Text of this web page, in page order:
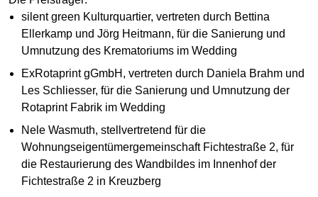
silent green Kulturquartier, vertreten durch Bettina
Ellerkamp und Jörg Heitmann, für die Sanierung und
Umnutzung des Krematoriums im Wedding
ExRotaprint gGmbH, vertreten durch Daniela Brahm und
Les Schliesser, für die Sanierung und Umnutzung der
Rotaprint Fabrik im Wedding
Nele Wasmuth, stellvertretend für die
Wohnungseigentümergemeinschaft Fichtestraße 2, für
die Restaurierung des Wandbildes im Innenhof der
Fichtestraße 2 in Kreuzberg